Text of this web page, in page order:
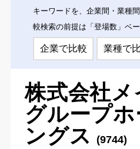
キーワードを、企業間・業種
較検索の前提は「登場数」ベー
企業で比較 業種で
株式会社メ
グループ
ングス
(9744)